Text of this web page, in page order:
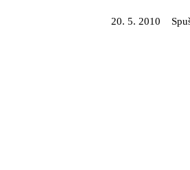
20. 5. 2010